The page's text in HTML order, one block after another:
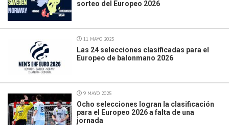
sorteo del Europeo 2026
11 MAYO 2025
Las 24 selecciones clasificadas para el
Europeo de balonmano 2026
9 MAYO 2025
Ocho selecciones logran la clasificación
para el Europeo 2026 a falta de una
jornada